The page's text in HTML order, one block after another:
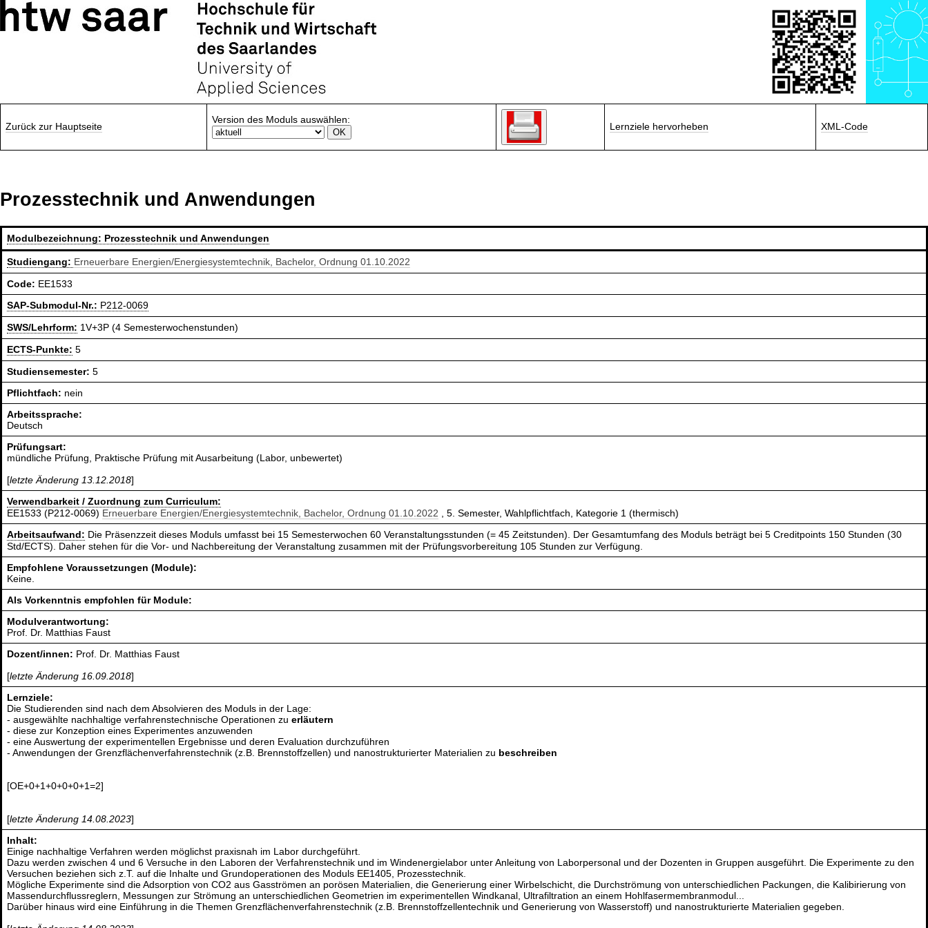
Zurück zur Hauptseite
Version des Moduls auswählen:
Lernziele hervorheben XML-Code
Prozesstechnik und Anwendungen
Modulbezeichnung: Prozesstechnik und Anwendungen
Studiengang: Erneuerbare Energien/Energiesystemtechnik, Bachelor, Ordnung 01.10.2022
Code: EE1533
SAP-Submodul-Nr.: P212-0069
SWS/Lehrform: 1V+3P (4 Semesterwochenstunden)
ECTS-Punkte: 5
Studiensemester:5
Pflichtfach: nein
Arbeitssprache:
Deutsch
Prüfungsart:
mündliche Prüfung, Praktische Prüfung mit Ausarbeitung (Labor, unbewertet)
[letzte Änderung 13.12.2018]
Verwendbarkeit / Zuordnung zum Curriculum:
EE1533 (P212-0069) Erneuerbare Energien/Energiesystemtechnik, Bachelor, Ordnung 01.10.2022 , 5. Semester, Wahlpflichtfach, Kategorie 1 (thermisch)
Arbeitsaufwand: Die Präsenzzeit dieses Moduls umfasst bei 15 Semesterwochen 60 Veranstaltungsstunden (= 45 Zeitstunden). Der Gesamtumfang des Moduls beträgt bei 5 Creditpoints 150 Stunden (30
Std/ECTS). Daher stehen für die Vor- und Nachbereitung der Veranstaltung zusammen mit der Prüfungsvorbereitung 105 Stunden zur Verfügung.
Empfohlene Voraussetzungen (Module):
Keine.
Als Vorkenntnis empfohlen für Module:
Modulverantwortung:
Prof. Dr. Matthias Faust
Dozent/innen: Prof. Dr. Matthias Faust
[letzte Änderung 16.09.2018]
Lernziele:
Die Studierenden sind nach dem Absolvieren des Moduls in der Lage:
- ausgewählte nachhaltige verfahrenstechnische Operationen zuerläutern
- diese zur Konzeption eines Experimentes anzuwenden
- eine Auswertung der experimentellen Ergebnisse und deren Evaluation durchzuführen
- Anwendungen der Grenzflächenverfahrenstechnik (z.B. Brennstoffzellen) und nanostrukturierter Materialien zu beschreiben
[OE+0+1+0+0+0+1=2]
[letzte Änderung 14.08.2023]
Inhalt:
Einige nachhaltige Verfahren werden möglichst praxisnah im Labor durchgeführt.
Dazu werden zwischen 4 und 6 Versuche in den Laboren der Verfahrenstechnik und im Windenergielabor unter Anleitung von Laborpersonal und der Dozenten in Gruppen ausgeführt. Die Experimente zu den
Versuchen beziehen sich z.T. auf die Inhalte und Grundoperationen des Moduls EE1405, Prozesstechnik.
Mögliche Experimente sind die Adsorption von CO2 aus Gasströmen an porösen Materialien, die Generierung einer Wirbelschicht, die Durchströmung von unterschiedlichen Packungen, die Kalibirierung von
Massendurchflussreglern, Messungen zur Strömung an unterschiedlichen Geometrien im experimentellen Windkanal, Ultrafiltration an einem Hohlfasermembranmodul...
Darüber hinaus wird eine Einführung in die Themen Grenzflächenverfahrenstechnik (z.B. Brennstoffzellentechnik und Generierung von Wasserstoff) und nanostrukturierte Materialien gegeben.